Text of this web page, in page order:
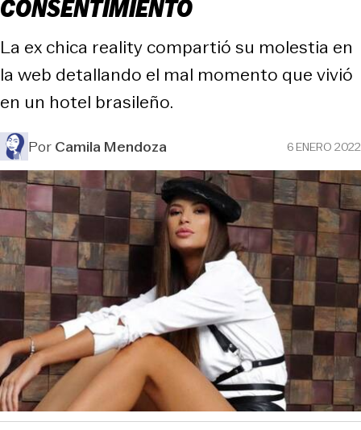
CONSENTIMIENTO
La ex chica reality compartió su molestia en
la web detallando el mal momento que vivió
en un hotel brasileño.
PorCamila Mendoza 6 ENERO 2022